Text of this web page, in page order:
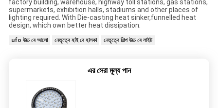
factory building, warehouse, highway toll stations, gas stations,
supermarkets, exhibition halls, stadiums and other places of
lighting required. With Die-casting heat sinker,funnelled heat
design, which own better heat dissipation.
ufo উচ্চ বে আলো নেতৃত্বে হাই বে হালকা নেতৃত্বে শিল্প উচ্চ বে লাইট
এর সেরা মূল্য পান